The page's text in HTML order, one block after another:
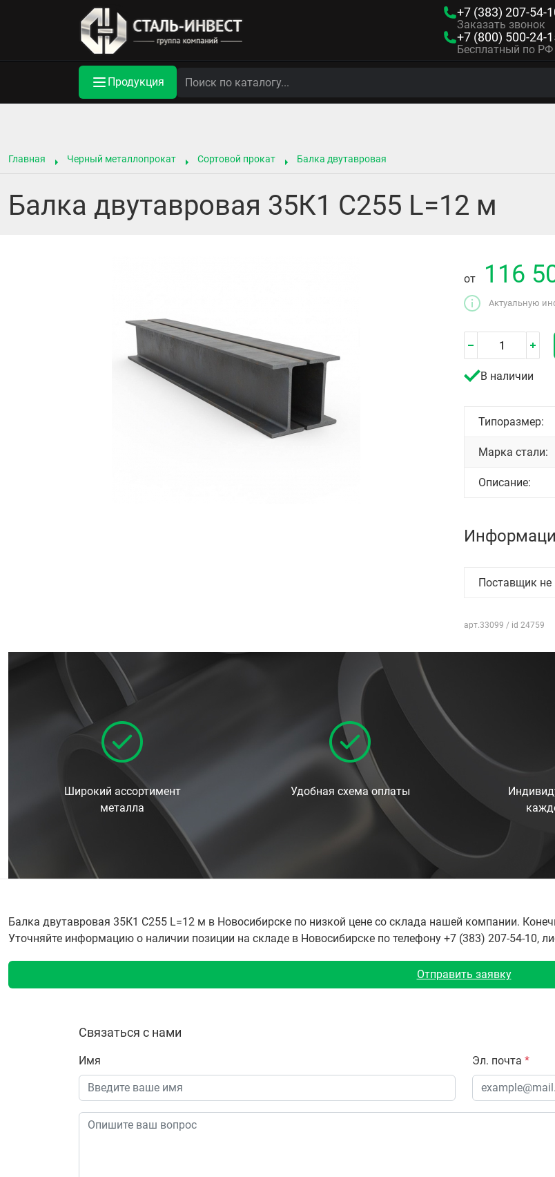
+7 (383) 207-54-
Заказать звонок
+7 (800) 500-24-
Бесплатный по РФ
Продукция
Главная Черный металлопрокат Сортовой прокат Балка двутавровая
Балка двутавровая 35К1 С255 L=12 м
от 116
Актуальную
В наличии
Типоразмер:
Марка стали:
Описание:
Поставщик не
арт.33099 / id 24759
Широкий ассортимент
металла
Удобная схема оплаты
Балка двутавровая 35К1 С255 L=12 м в Новосибирске по низкой цене со склада нашей компании.
Уточняйте информацию о наличии позиции на складе в Новосибирске по телефону +7 (383) 207-54-10,
Отправить заявку
Связаться с нами
Имя Эл. почта *